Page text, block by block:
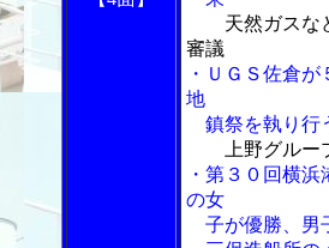
天然ガスな
審議
・ＵＧＳ佐倉
地
鎮祭を執り行
上野グル
・第３０回横
の女
子が優勝、男